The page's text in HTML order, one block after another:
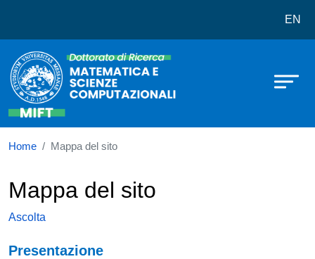
Dottorato in Matematica e EN
Home Mappa del sito
Mappa del sito
Ascolta
Navigazione principale
Presentazione